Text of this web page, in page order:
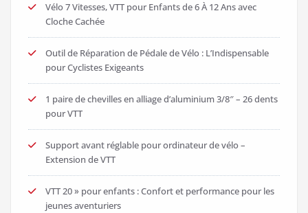
Vélo 7 Vitesses, VTT pour Enfants de 6 À 12 Ans avec
Cloche Cachée
Outil de Réparation de Pédale de Vélo : L’Indispensable
pour Cyclistes Exigeants
1 paire de chevilles en alliage d’aluminium 3/8″ – 26 dents
pour VTT
Support avant réglable pour ordinateur de vélo –
Extension de VTT
VTT 20 » pour enfants : Confort et performance pour les
jeunes aventuriers